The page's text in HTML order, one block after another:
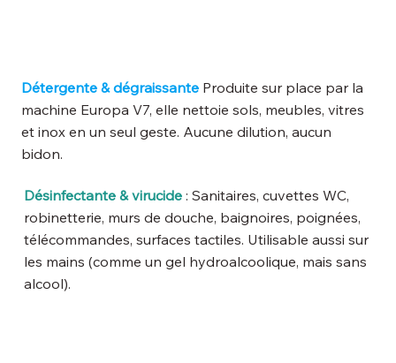
Détergente & dégraissante Produite sur place par la
machine Europa V7, elle nettoie sols, meubles, vitres
et inox en un seul geste. Aucune dilution, aucun
bidon.
Désinfectante & virucide: Sanitaires, cuvettes WC,
robinetterie, murs de douche, baignoires, poignées,
télécommandes, surfaces tactiles. Utilisable aussi sur
les mains (comme un gel hydroalcoolique, mais sans
alcool).